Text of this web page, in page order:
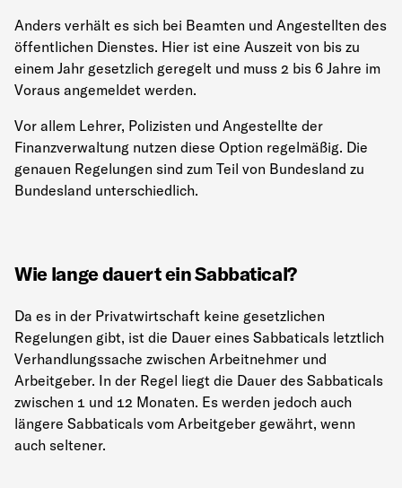
Anders verhält es sich bei Beamten und Angestellten des
öffentlichen Dienstes. Hier ist eine Auszeit von bis zu
einem Jahr gesetzlich geregelt und muss 2 bis 6 Jahre im
Voraus angemeldet werden.
Vor allem Lehrer, Polizisten und Angestellte der
Finanzverwaltung nutzen diese Option regelmäßig. Die
genauen Regelungen sind zum Teil von Bundesland zu
Bundesland unterschiedlich.
Wie lange dauert ein Sabbatical?
Da es in der Privatwirtschaft keine gesetzlichen
Regelungen gibt, ist die Dauer eines Sabbaticals letztlich
Verhandlungssache zwischen Arbeitnehmer und
Arbeitgeber. In der Regel liegt die Dauer des Sabbaticals
zwischen 1 und 12 Monaten. Es werden jedoch auch
längere Sabbaticals vom Arbeitgeber gewährt, wenn
auch seltener.